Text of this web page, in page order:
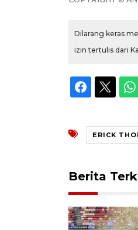
Dilarang keras
izin tertulis dari
ERICK
Berita